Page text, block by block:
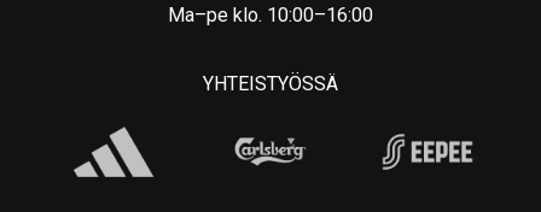
Ma–pe klo. 10:00–16:00
YHTEISTYÖSSÄ